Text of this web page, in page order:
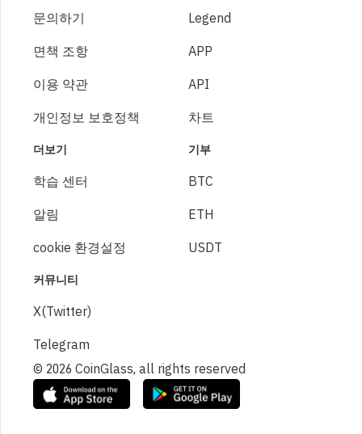
문의하기
면책 조항
이용 약관
개인정보 보호정책
Legend
APP
API
차트
더보기
학습 센터
알림
cookie 환경설정
기부
BTC
ETH
USDT
커뮤니티
X(Twitter)
Telegram
© 2026 CoinGlass, all rights reserved